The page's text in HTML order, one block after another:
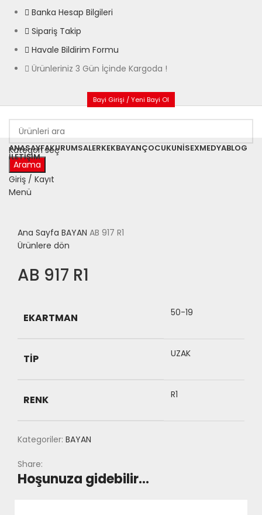
Banka Hesap Bilgileri
Sipariş Takip
Havale Bildirim Formu
Ürünleriniz 3 Gün İçinde Kargoda !
Bayi Girişi / Yeni Bayi Ol
Kategori seç
Arama
Giriş / Kayıt
Menü
ANASAYFAKURUMSALERKEKBAYANÇOCUKUNISEXMEDYABLOG
İLETIŞIM
Büyütmek için tıklayın
Ana Sayfa BAYAN AB 917 R1
Ürünlere dön
AB 917 R1
EKARTMAN 50-19
TIP UZAK
RENK R1
Kategoriler: BAYAN
Share:
Hoşunuza gidebilir…